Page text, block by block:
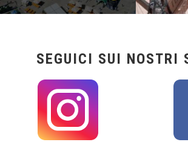
SEGUICI SUI NOSTRI